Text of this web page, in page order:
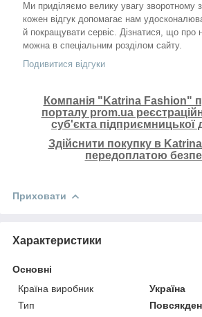
Ми приділяємо велику увагу зворотному
кожен відгук допомагає нам
й покращувати сервіс. Дізнатися, що про
можна в спеціальним розділом сайту.
Подивитися відгуки
Компанія "Katrina Fashion"
порталу prom.ua
суб'єкта підприємницької
Здійснити покупку в
передоплатою
Приховати
Характеристики
Основні
Країна виробник
Україна
Тип